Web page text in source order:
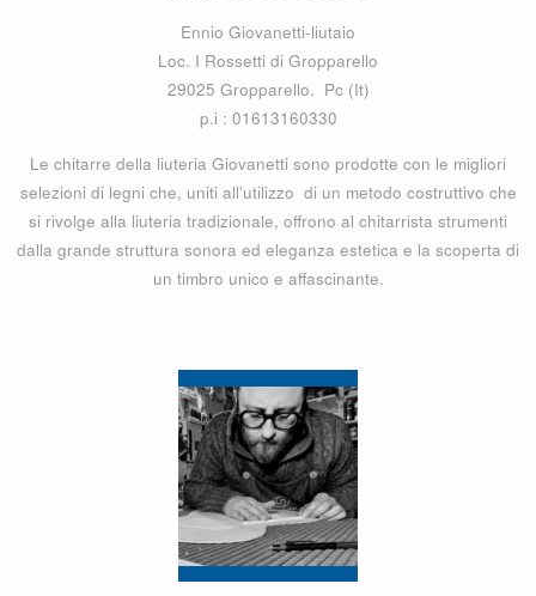
Ennio Giovanetti-liutaio
Loc. I Rossetti di Gropparello
29025 Gropparello. Pc (It)
p.i : 01613160330
Le chitarre della liuteria Giovanetti sono prodotte con le migliori
selezioni di legni che, uniti all’utilizzo di un metodo costruttivo che
si rivolge alla liuteria tradizionale, offrono al chitarrista strumenti
dalla grande struttura sonora ed eleganza estetica e la scoperta di
un timbro unico e affascinante.